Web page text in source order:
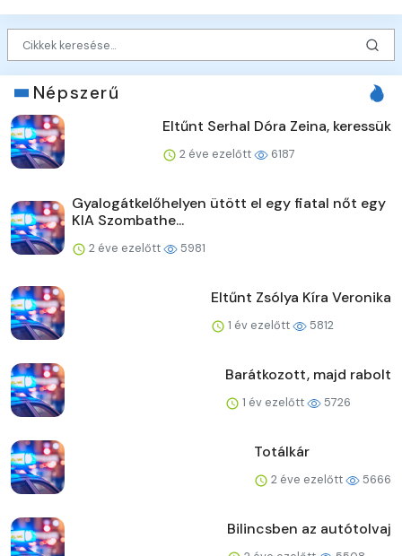
Népszerű
Eltűnt Serhal Dóra Zeina, keressük
2 éve ezelőtt 6187
Gyalogátkelőhelyen ütött el egy fiatal nőt egy
KIA Szombathe...
2 éve ezelőtt 5981
Eltűnt Zsólya Kíra Veronika
1 év ezelőtt 5812
Barátkozott, majd rabolt
1 év ezelőtt 5726
Totálkár
2 éve ezelőtt 5666
Bilincsben az autótolvaj